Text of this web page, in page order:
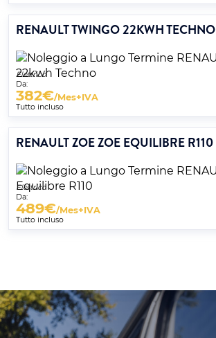
RENAULT TWINGO 22KWH TECHNO
Elettrico
Da:
382€/Mes+IVA
Tutto incluso
RENAULT ZOE ZOE EQUILIBRE R110
Elettrico
Da:
489€/Mes+IVA
Tutto incluso